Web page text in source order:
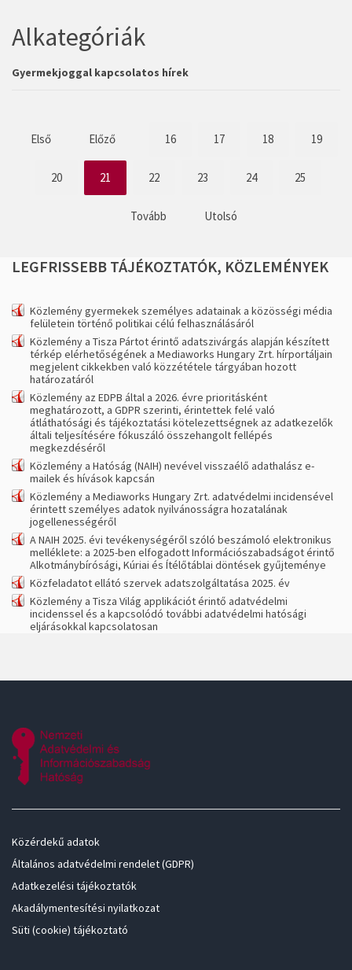
Alkategóriák
Gyermekjoggal kapcsolatos hírek
Első Előző 16 17 18 19
20 21 22 23 24 25
Tovább Utolsó
LEGFRISSEBB TÁJÉKOZTATÓK, KÖZLEMÉNYEK
Közlemény gyermekek személyes adatainak a közösségi média
felületein történő politikai célú felhasználásáról
Közlemény a Tisza Pártot érintő adatszivárgás alapján készített
térkép elérhetőségének a Mediaworks Hungary Zrt. hírportáljain
megjelent cikkekben való közzététele tárgyában hozott
határozatáról
Közlemény az EDPB által a 2026. évre prioritásként
meghatározott, a GDPR szerinti, érintettek felé való
átláthatósági és tájékoztatási kötelezettségnek az adatkezelők
általi teljesítésére fókuszáló összehangolt fellépés
megkezdéséről
Közlemény a Hatóság (NAIH) nevével visszaélő adathalász e-
mailek és hívások kapcsán
Közlemény a Mediaworks Hungary Zrt. adatvédelmi incidensével
érintett személyes adatok nyilvánosságra hozatalának
jogellenességéről
A NAIH 2025. évi tevékenységéről szóló beszámoló elektronikus
melléklete: a 2025-ben elfogadott Információszabadságot érintő
Alkotmánybírósági, Kúriai és Ítélőtáblai döntések gyűjteménye
Közfeladatot ellátó szervek adatszolgáltatása 2025. év
Közlemény a Tisza Világ applikációt érintő adatvédelmi
incidenssel és a kapcsolódó további adatvédelmi hatósági
eljárásokkal kapcsolatosan
Közérdekű adatok
Általános adatvédelmi rendelet (GDPR)
Adatkezelési tájékoztatók
Akadálymentesítési nyilatkozat
Süti (cookie) tájékoztató